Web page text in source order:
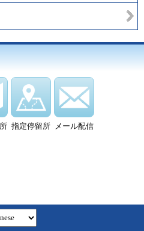
指定停留所 メール配信